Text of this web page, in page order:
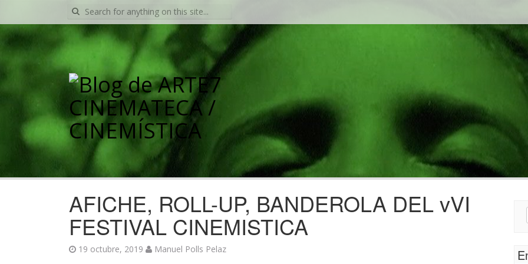
Search
AFICHE, ROLL-UP, BANDEROLA DEL vVI
FESTIVAL CINEMISTICA
19 octubre, 2019 Manuel Polls Pelaz